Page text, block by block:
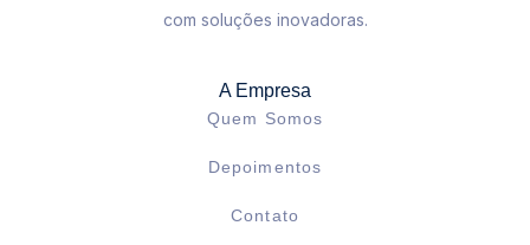
com soluções inovadoras.
A Empresa
Quem Somos
Depoimentos
Contato